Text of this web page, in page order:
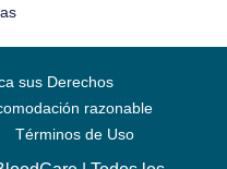
sus Derechos
razonable
Términos de Uso